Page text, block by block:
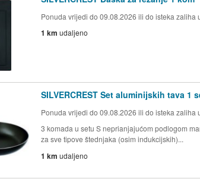
Ponuda vrijedi do 09.08.2026 ili do isteka zaliha
1 km udaljeno
SILVERCREST Set aluminijskih tava 1
Ponuda vrijedi do 09.08.2026 ili do isteka zaliha
3 komada u setu S neprianjajućom podlogom
za sve tipove štednjaka (osim indukcijskih)...
1 km udaljeno